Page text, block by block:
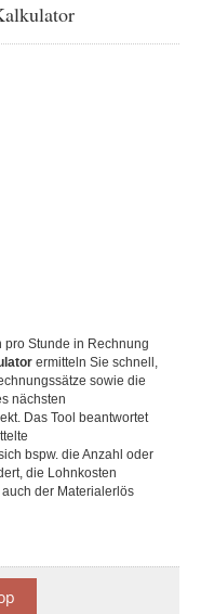
pro Stunde in Rechnung
ermitteln Sie schnell,
sowie die
nächsten
Das Tool beantwortet
bspw. die Anzahl oder
die Lohnkosten
der Materialerlös